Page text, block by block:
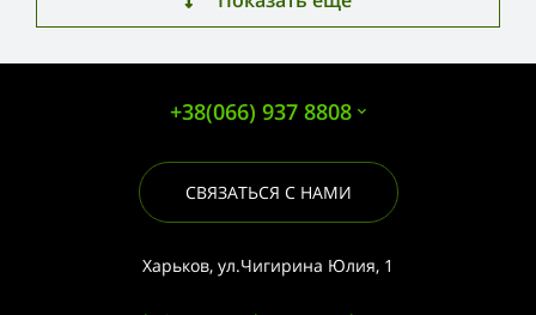
+38(066) 937 8808
СВЯЗАТЬСЯ С НАМИ
Харьков, ул.Чигирина Юлия, 1